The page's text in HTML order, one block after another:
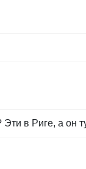
в Риге, а он